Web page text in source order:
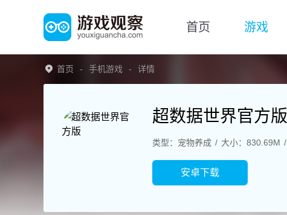
首页 游戏
首页 手机游戏 详情
超数据世界官方版
类型：宠物养成 大小：830.69M
安卓下载